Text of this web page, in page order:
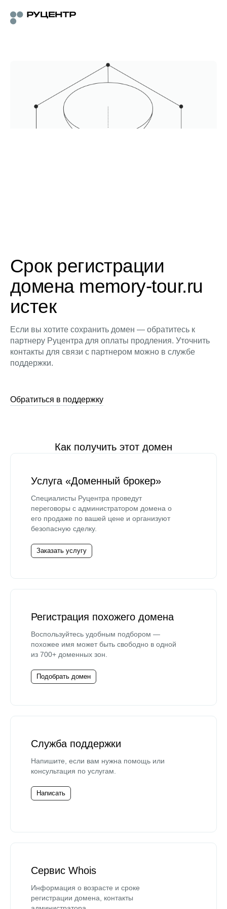
Срок регистрации
домена memory-tour.ru
истек
Если вы хотите сохранить домен — обратитесь к
партнеру Руцентра для оплаты продления. Уточнить
контакты для связи с партнером можно в службе
поддержки.
Обратиться в поддержку
Как получить этот домен
Услуга «Доменный брокер»
Специалисты Руцентра проведут
переговоры с администратором домена о
его продаже по вашей цене и организуют
безопасную сделку.
Заказать услугу
Регистрация похожего домена
Воспользуйтесь удобным подбором —
похожее имя может быть свободно в одной
из 700+ доменных зон.
Подобрать домен
Служба поддержки
Напишите, если вам нужна помощь или
консультация по услугам.
Написать
Сервис Whois
Информация о возрасте и сроке
регистрации домена, контакты